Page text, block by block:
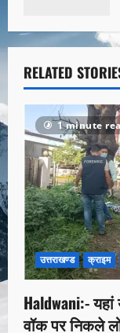
RELATED
1 minute
उत्तराखण्ड क्राइम
Haldwani:-
वॉक पर निकले